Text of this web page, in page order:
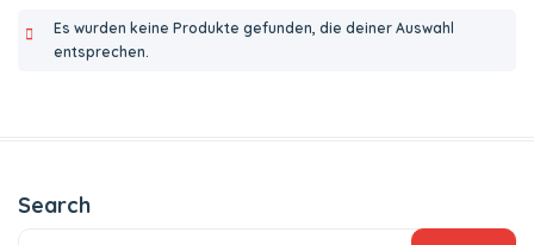
Es wurden keine Produkte gefunden, die deiner Auswahl
entsprechen.
Search